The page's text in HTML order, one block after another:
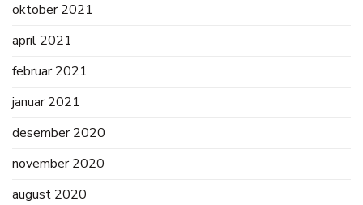
oktober 2021
april 2021
februar 2021
januar 2021
desember 2020
november 2020
august 2020